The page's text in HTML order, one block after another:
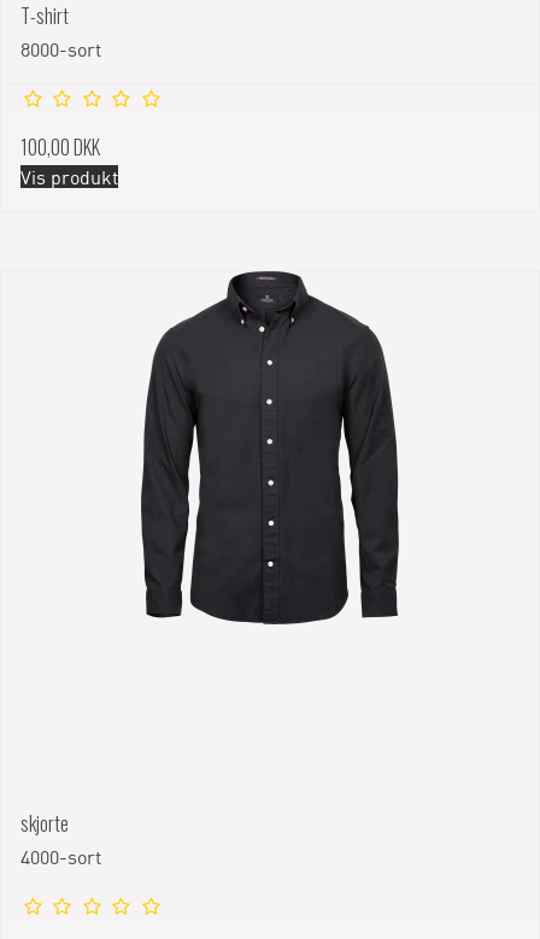
T-shirt
8000-sort
100,00 DKK
Vis produkt
skjorte
4000-sort